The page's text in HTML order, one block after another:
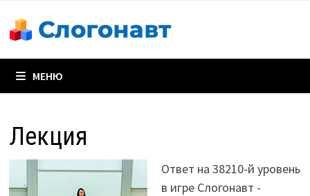
содержимому
МЕНЮ
Лекция
Ответ на 38210-й уровень
в игре Слогонавт -